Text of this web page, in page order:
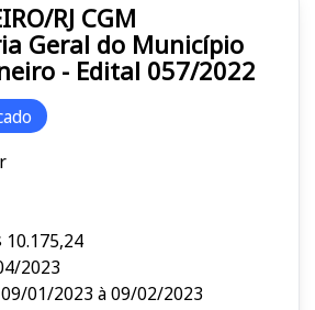
RJ CGM
Geral do Município
- Edital 057/2022
10.175,24
2023
01/2023 à 09/02/2023